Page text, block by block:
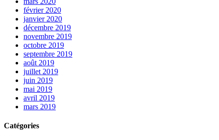
février 2020
janvier 2020
décembre 2019
novembre 2019
octobre 2019
septembre 2019
août 2019
juillet 2019
juin 2019
mai 2019
avril 2019
mars 2019
Catégories